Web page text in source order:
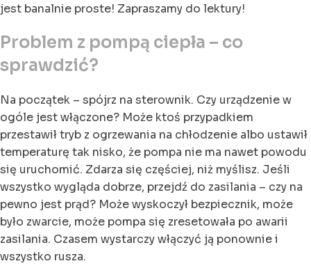
jest banalnie proste! Zapraszamy do lektury!
Problem z pompą ciepła – co
sprawdzić?
Na początek – spójrz na sterownik. Czy urządzenie w
ogóle jest włączone? Może ktoś przypadkiem
przestawił tryb z ogrzewania na chłodzenie albo ustawił
temperaturę tak nisko, że pompa nie ma nawet powodu
się uruchomić. Zdarza się częściej, niż myślisz. Jeśli
wszystko wygląda dobrze, przejdź do zasilania – czy na
pewno jest prąd? Może wyskoczył bezpiecznik, może
było zwarcie, może pompa się zresetowała po awarii
zasilania. Czasem wystarczy włączyć ją ponownie i
wszystko rusza.